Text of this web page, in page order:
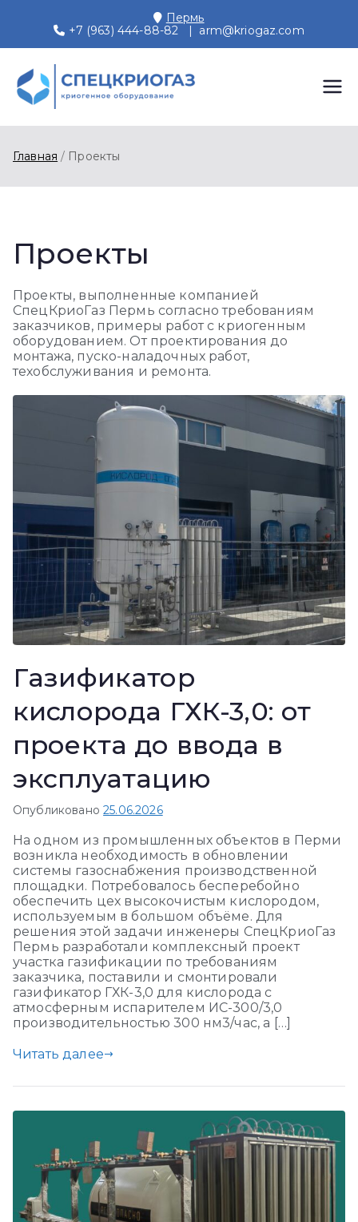
содержимому
Пермь
+7 (963) 444-88-82 | arm@kriogaz.com
Производство и поставки
Главная Проекты
Проекты
Проекты, выполненные компанией
СпецКриоГаз Пермь согласно требованиям
заказчиков, примеры работ с криогенным
оборудованием. От проектирования до
монтажа, пуско-наладочных работ,
техобслуживания и ремонта.
Газификатор
кислорода ГХК-3,0: от
проекта до ввода в
эксплуатацию
Опубликовано25.06.2026
На одном из промышленных объектов в Перми
возникла необходимость в обновлении
системы газоснабжения производственной
площадки. Потребовалось бесперебойно
обеспечить цех высокочистым кислородом,
используемым в большом объёме. Для
решения этой задачи инженеры СпецКриоГаз
Пермь разработали комплексный проект
участка газификации по требованиям
заказчика, поставили и смонтировали
газификатор ГХК-3,0 для кислорода с
атмосферным испарителем ИС-300/3,0
производительностью 300 нм3/час, а […]
Читать далее